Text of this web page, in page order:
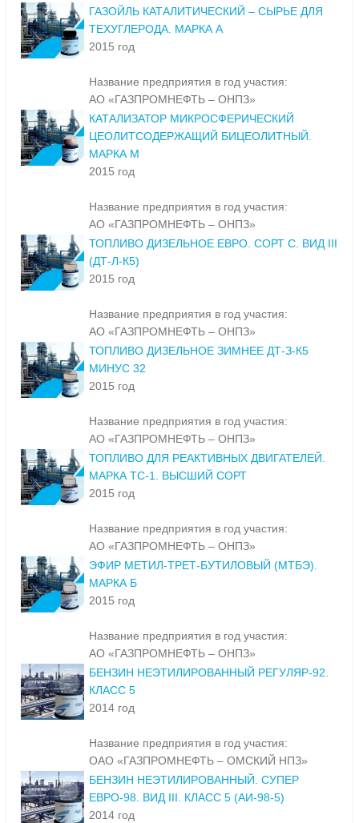
ГАЗОЙЛЬ КАТАЛИТИЧЕСКИЙ – СЫРЬЕ ДЛЯ
ТЕХУГЛЕРОДА. МАРКА А
2015 год
Название предприятия в год участия:
АО «ГАЗПРОМНЕФТЬ – ОНПЗ»
КАТАЛИЗАТОР МИКРОСФЕРИЧЕСКИЙ
ЦЕОЛИТСОДЕРЖАЩИЙ БИЦЕОЛИТНЫЙ.
МАРКА М
2015 год
Название предприятия в год участия:
АО «ГАЗПРОМНЕФТЬ – ОНПЗ»
ТОПЛИВО ДИЗЕЛЬНОЕ ЕВРО. СОРТ С. ВИД III
(ДТ-Л-К5)
2015 год
Название предприятия в год участия:
АО «ГАЗПРОМНЕФТЬ – ОНПЗ»
ТОПЛИВО ДИЗЕЛЬНОЕ ЗИМНЕЕ ДТ-З-К5
МИНУС 32
2015 год
Название предприятия в год участия:
АО «ГАЗПРОМНЕФТЬ – ОНПЗ»
ТОПЛИВО ДЛЯ РЕАКТИВНЫХ ДВИГАТЕЛЕЙ.
МАРКА ТС-1. ВЫСШИЙ СОРТ
2015 год
Название предприятия в год участия:
АО «ГАЗПРОМНЕФТЬ – ОНПЗ»
ЭФИР МЕТИЛ-ТРЕТ-БУТИЛОВЫЙ (МТБЭ).
МАРКА Б
2015 год
Название предприятия в год участия:
АО «ГАЗПРОМНЕФТЬ – ОНПЗ»
БЕНЗИН НЕЭТИЛИРОВАННЫЙ РЕГУЛЯР-92.
КЛАСС 5
2014 год
Название предприятия в год участия:
ОАО «ГАЗПРОМНЕФТЬ – ОМСКИЙ НПЗ»
БЕНЗИН НЕЭТИЛИРОВАННЫЙ. СУПЕР
ЕВРО-98. ВИД III. КЛАСС 5 (АИ-98-5)
2014 год